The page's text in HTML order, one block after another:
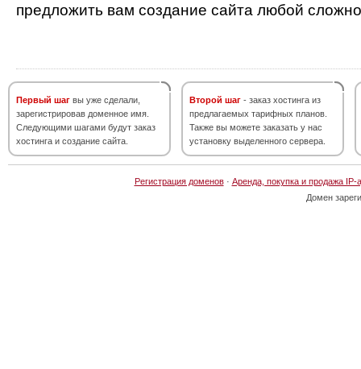
предложить вам создание сайта любой
Первый шаг вы уже сделали,
зарегистрировав доменное имя.
Следующими шагами будут заказ
хостинга и создание сайта.
Второй шаг - заказ хостинга из
предлагаемых тарифных планов.
Также вы можете заказать у нас
установку выделенного сервера.
Регистрация доменов· Аренда, покупка и продажа IP-
Домен